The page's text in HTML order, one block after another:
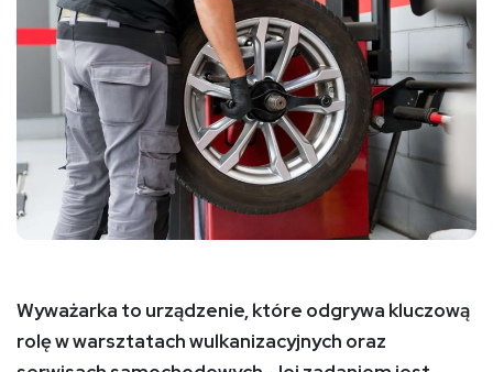
Wyważarka to urządzenie, które odgrywa kluczową
rolę w warsztatach wulkanizacyjnych oraz